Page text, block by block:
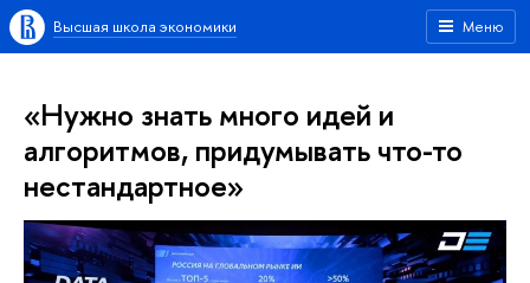
Меню
Высшая школа экономики
«Нужно знать много идей и
алгоритмов, придумывать что-то
нестандартное»